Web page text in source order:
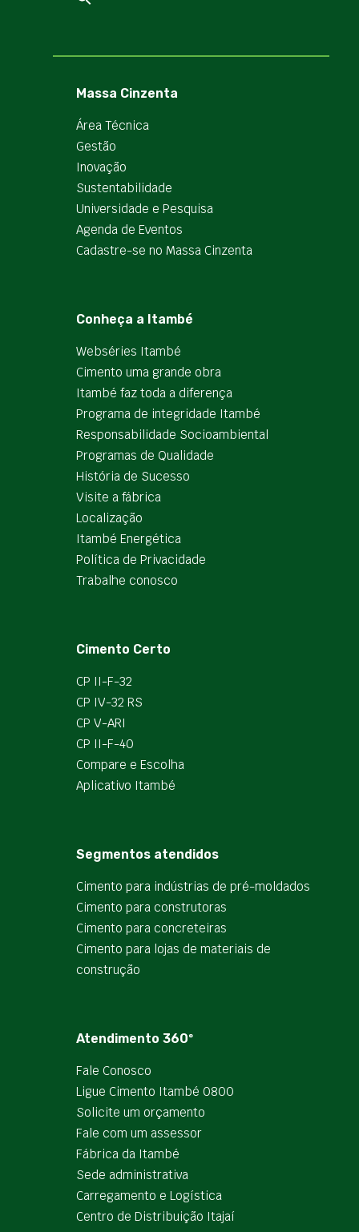
Massa Cinzenta
Área Técnica
Gestão
Inovação
Sustentabilidade
Universidade e Pesquisa
Agenda de Eventos
Cadastre-se no Massa Cinzenta
Conheça a Itambé
Webséries Itambé
Cimento uma grande obra
Itambé faz toda a diferença
Programa de integridade Itambé
Responsabilidade Socioambiental
Programas de Qualidade
História de Sucesso
Visite a fábrica
Localização
Itambé Energética
Política de Privacidade
Trabalhe conosco
Cimento Certo
CP II-F-32
CP IV-32 RS
CP V-ARI
CP II-F-40
Compare e Escolha
Aplicativo Itambé
Segmentos atendidos
Cimento para indústrias de pré-moldados
Cimento para construtoras
Cimento para concreteiras
Cimento para lojas de materiais de
construção
Atendimento 360º
Fale Conosco
Ligue Cimento Itambé 0800
Solicite um orçamento
Fale com um assessor
Fábrica da Itambé
Sede administrativa
Carregamento e Logística
Centro de Distribuição Itajaí